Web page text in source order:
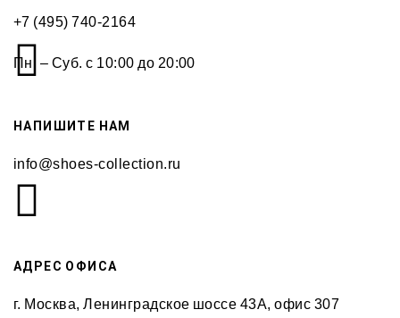
+7 (495) 740-2164
Пн. – Суб. с 10:00 до 20:00
НАПИШИТЕ НАМ
info@shoes-collection.ru
АДРЕС ОФИСА
г. Москва, Ленинградское шоссе 43А, офис 307